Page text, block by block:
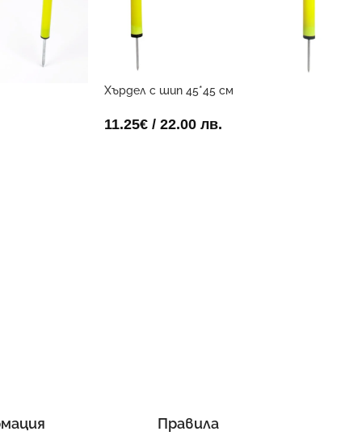
Хърдел с шип 45*45 см
11.25€ / 22.00 лв.
Правила